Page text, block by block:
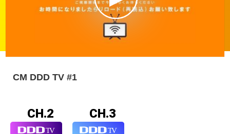
CM DDD TV #1
CH.2 CH.3